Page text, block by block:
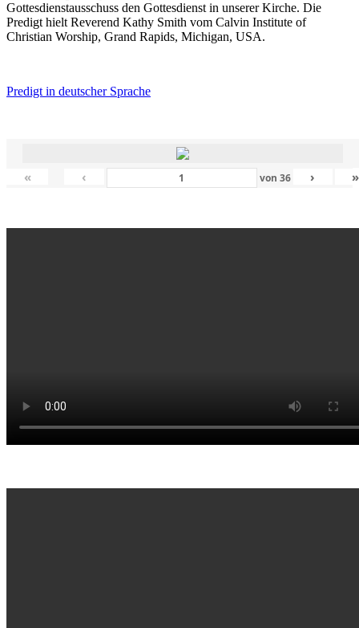
Gottesdienstausschuss den Gottesdienst in unserer Kirche. Die
Predigt hielt Reverend Kathy Smith vom Calvin Institute of
Christian Worship, Grand Rapids, Michigan, USA.
Predigt in deutscher Sprache
« ‹ von 36 › »